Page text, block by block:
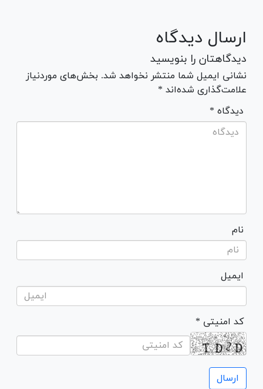
ارسال دیدگاه
دیدگاهتان را بنویسید
نشانی ایمیل شما منتشر نخواهد شد. بخش‌های موردنیاز
علامت‌گذاری شده‌اند *
* دیدگاه
نام
ایمیل
* کد امنیتی